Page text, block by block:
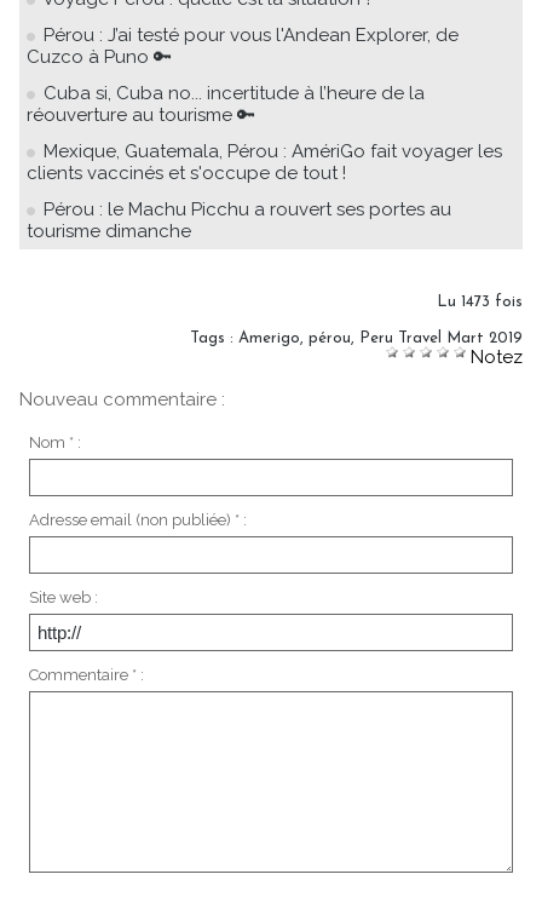
Pérou : J’ai testé pour vous l'Andean Explorer, de
Cuzco à Puno 🔑
Cuba si, Cuba no... incertitude à l’heure de la
réouverture au tourisme 🔑
Mexique, Guatemala, Pérou : AmériGo fait voyager les
clients vaccinés et s'occupe de tout !
Pérou : le Machu Picchu a rouvert ses portes au
tourisme dimanche
Lu 1473 fois
Tags : Amerigo, pérou, Peru Travel Mart 2019
Notez
Nouveau commentaire :
Nom * :
Adresse email (non publiée) * :
Site web :
Commentaire * :